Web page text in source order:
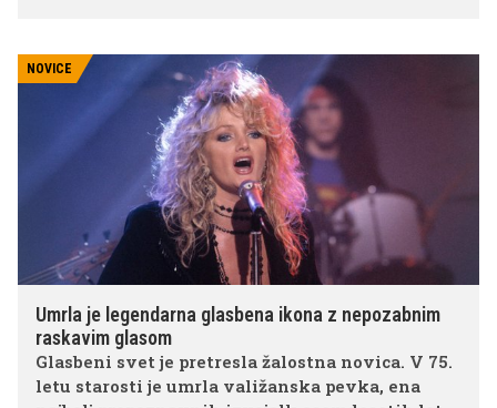
veliko prezgodaj.
NOVICE
Umrla je legendarna glasbena ikona z nepozabnim
raskavim glasom
Glasbeni svet je pretresla žalostna novica. V 75.
letu starosti je umrla valižanska pevka, ena